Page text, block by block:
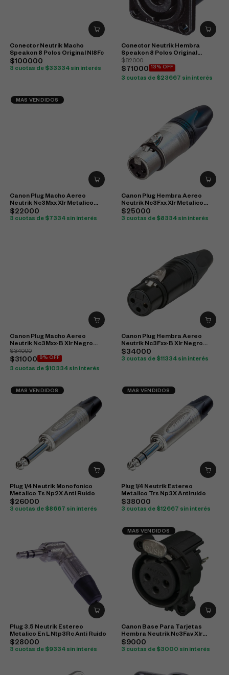
Conector Neutrik Macho
Speakon 8 Polos Original Nl8Fc
$100000
3 cuotas de $33334 sin interés
Conector Neutrik Hembra
Speakon 8 Polos Original
Nl8Mpr-Bag
$82000
$71000 13% OFF
3 cuotas de $23667 sin interés
MAS VENDIDOS
Canon Plug Macho Aereo
Neutrik Nc3Mxx Xlr Metalico
Original
$22000
3 cuotas de $7334 sin interés
Canon Plug Hembra Aereo
Neutrik Nc3Fxx Xlr Metalico
Original
$25000
3 cuotas de $8334 sin interés
Canon Plug Macho Aereo
Neutrik Nc3Mxx-B Xlr Negro
Original
$34000
$31000 9% OFF
3 cuotas de $10334 sin interés
Canon Plug Hembra Aereo
Neutrik Nc3Fxx-B Xlr Negro
Original
$34000
3 cuotas de $11334 sin interés
MAS VENDIDOS
Plug 1/4 Neutrik Monofonico
Metalico Ts Np2X Anti Ruido
$26000
3 cuotas de $8667 sin interés
MAS VENDIDOS
Plug 1/4 Neutrik Estereo
Metalico Trs Np3X Antiruido
$38000
3 cuotas de $12667 sin interés
Plug 3.5 Neutrik Estereo
Metalico En L Ntp3Rc Anti Ruido
$28000
3 cuotas de $9334 sin interés
MAS VENDIDOS
Canon Base Para Tarjetas
Hembra Neutrik Nc3Fav Xlr
Original
$9000
3 cuotas de $3000 sin interés